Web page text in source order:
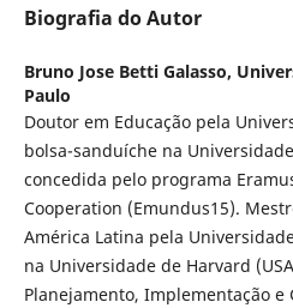
Biografia do Autor
Bruno Jose Betti Galasso,
Paulo
Doutor em Educação pela
bolsa-sanduíche na
concedida pelo programa
Cooperation (Emundus15).
América Latina pela
na Universidade de Harvard
Planejamento, Implementação e